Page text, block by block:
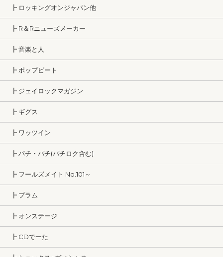
┣ ロッキングオンジャパン他
┣ R＆Rニューズメーカー
┣ 音楽と人
┣ ポップビート
┣ ジェイロックマガジン
┣ ギグス
┣ ワッツイン
┣ パチ・パチ(パチロク含む)
┣ フールズメイト No.101～
┣ プラム
┣ オンステージ
┣ CDでーた